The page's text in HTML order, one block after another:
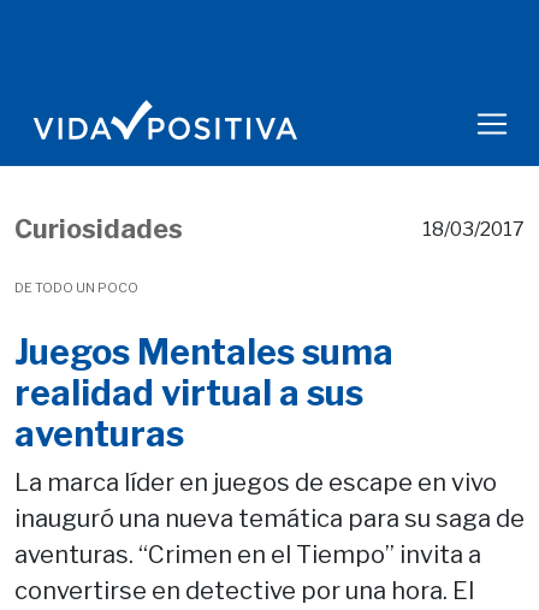
Curiosidades
DE TODO UN POCO
18/03/2017
Juegos Mentales suma
realidad virtual a sus
aventuras
La marca líder en juegos de escape en vivo
inauguró una nueva temática para su saga de
aventuras. “Crimen en el Tiempo” invita a
convertirse en detective por una hora. El